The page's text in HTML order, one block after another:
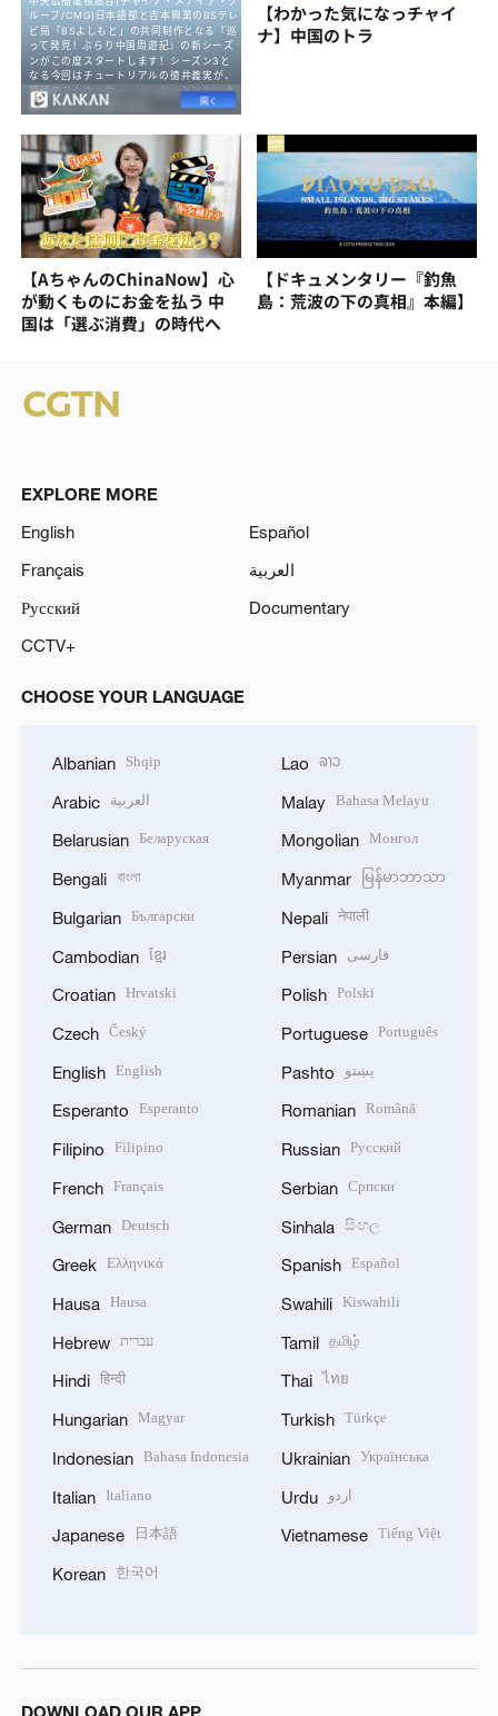
【わかった気になっチャイ
ナ】中国のトラ
【AちゃんのChinaNow】心
が動くものにお金を払う 中
国は「選ぶ消費」の時代へ
【ドキュメンタリー『釣魚
島：荒波の下の真相』本編】
EXPLORE MORE
English
Español
Français
العربية
Русский
Documentary
CCTV+
CHOOSE YOUR LANGUAGE
Albanian Shqip
Arabic العربية
Belarusian Беларуская
Bengali বাংলা
Bulgarian Български
Cambodian ខ្មែរ
Croatian Hrvatski
Czech Český
English English
Esperanto Esperanto
Filipino Filipino
French Français
German Deutsch
Greek Ελληνικά
Hausa Hausa
Hebrew עברית
Hindi हिन्दी
Hungarian Magyar
Indonesian Bahasa Indonesia
Italian Italiano
Japanese 日本語
Korean 한국어
Lao ລາວ
Malay Bahasa Melayu
Mongolian Монгол
Myanmar မြန်မာဘာသာ
Nepali नेपाली
Persian فارسی
Polish Polski
Portuguese Português
Pashto پښتو
Romanian Română
Russian Русский
Serbian Српски
Sinhala සිංහල
Spanish Español
Swahili Kiswahili
Tamil தமிழ்
Thai ไทย
Turkish Türkçe
Ukrainian Українська
Urdu اردو
Vietnamese Tiếng Việt
DOWNLOAD OUR APP